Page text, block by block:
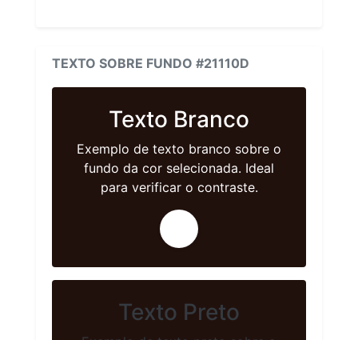
TEXTO SOBRE FUNDO #21110D
Texto Branco
Exemplo de texto branco sobre o
fundo da cor selecionada. Ideal
para verificar o contraste.
Texto Preto